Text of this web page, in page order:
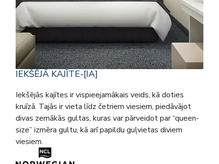
IEKŠĒJĀ KAJĪTE-[IA]
Iekšējās kajītes ir vispieejamākais veids, kā doties
kruīzā. Tajās ir vieta līdz četriem viesiem, piedāvājot
divas zemākās gultas, kuras var pārveidot par “queen-
size” izmēra gultu, kā arī papildu guļvietas diviem
viesiem.